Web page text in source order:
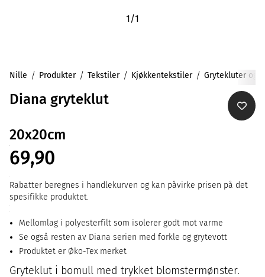
1/1
Nille Produkter Tekstiler Kjøkkentekstiler Grytekluter og
Diana gryteklut
20x20cm
69,90
Rabatter beregnes i handlekurven og kan påvirke prisen på det
spesifikke produktet.
Mellomlag i polyesterfilt som isolerer godt mot varme
Se også resten av Diana serien med forkle og grytevott
Produktet er Øko-Tex merket
Gryteklut i bomull med trykket blomstermønster.